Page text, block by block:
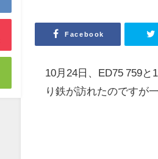
Facebook
10月24日、ED75 759
り鉄が訪れたのですが